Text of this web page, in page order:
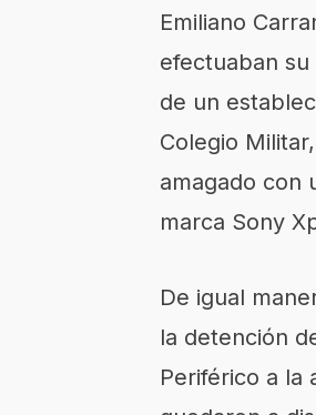
Emiliano
efectuaban
de un
Colegio
amagado con
marca Sony
De igual
la detención
Periférico a la